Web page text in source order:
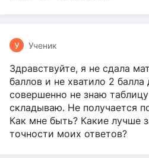
У Ученик
Здравствуйте, я не сдала
баллов и не хватило 2
совершенно не знаю
складываю. Не получается
Как мне быть? Какие лучше
точности моих ответов?